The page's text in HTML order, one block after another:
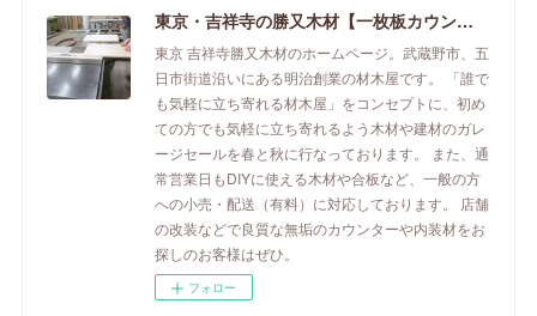
東京・吉祥寺の勝又木材【一枚板カウンター】
東京 吉祥寺勝又木材のホームページ。武蔵野市、五
日市街道沿いにある明治創業の材木屋です。 「誰で
も気軽に立ち寄れる材木屋」をコンセプトに、初め
ての方でも気軽に立ち寄れるよう木材や建材のガレ
ージセールを春と秋に行なっております。 また、通
常営業日もDIYに使える木材や合板など、一般の方
への小売・配送（有料）に対応しております。 店舗
の改装などで良質な無垢のカウンターや内装材をお
探しのお客様はぜひ。
フォロー